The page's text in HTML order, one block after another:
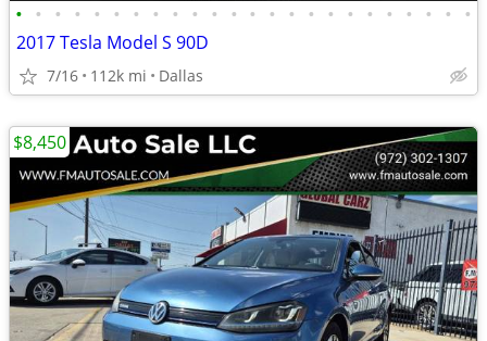
• • • • • • • • • • • • • • • • • • • • • • • •
2017 Tesla Model S 90D
7/16 112k mi Dallas
$8,450